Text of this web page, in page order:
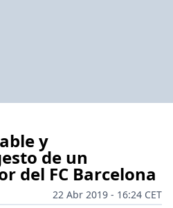
y
de un
del FC Barcelona
22 Abr 2019 - 16:24 CET